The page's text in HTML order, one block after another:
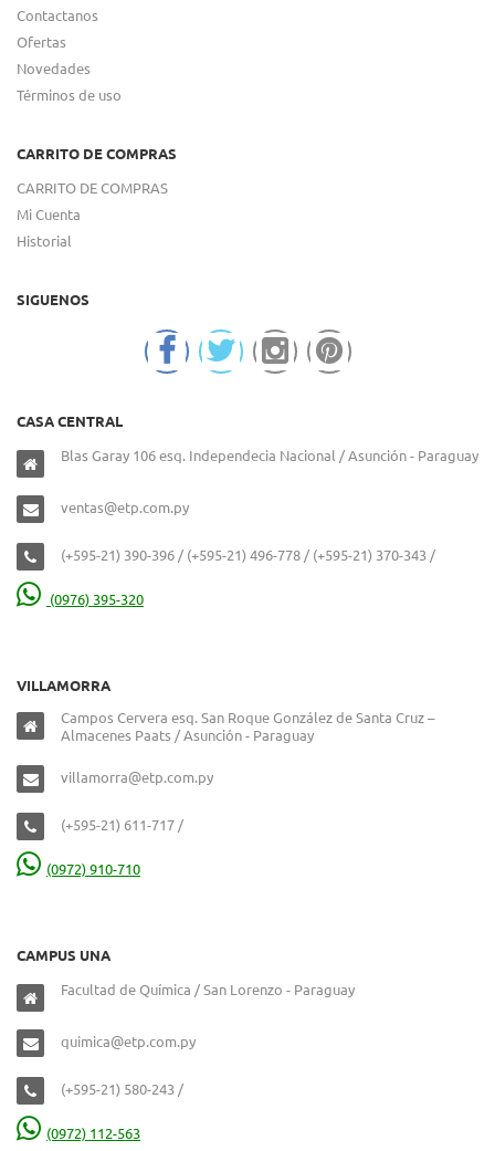
Contactanos
Ofertas
Novedades
Términos de uso
CARRITO DE COMPRAS
CARRITO DE COMPRAS
Mi Cuenta
Historial
SIGUENOS
CASA CENTRAL
Blas Garay 106 esq. Independecia Nacional / Asunción - Paraguay
ventas@etp.com.py
(+595-21) 390-396 / (+595-21) 496-778 / (+595-21) 370-343 /
(0976) 395-320
VILLAMORRA
Campos Cervera esq. San Roque González de Santa Cruz –
Almacenes Paats / Asunción - Paraguay
villamorra@etp.com.py
(+595-21) 611-717 /
(0972) 910-710
CAMPUS UNA
Facultad de Química / San Lorenzo - Paraguay
quimica@etp.com.py
(+595-21) 580-243 /
(0972) 112-563